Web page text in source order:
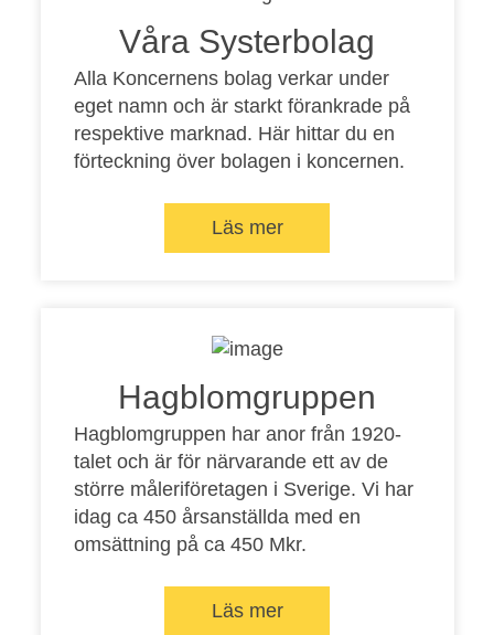
Våra Systerbolag
Alla Koncernens bolag verkar under
eget namn och är starkt förankrade på
respektive marknad. Här hittar du en
förteckning över bolagen i koncernen.
Läs mer
Hagblomgruppen
Hagblomgruppen har anor från 1920-
talet och är för närvarande ett av de
större måleriföretagen i Sverige. Vi har
idag ca 450 årsanställda med en
omsättning på ca 450 Mkr.
Läs mer